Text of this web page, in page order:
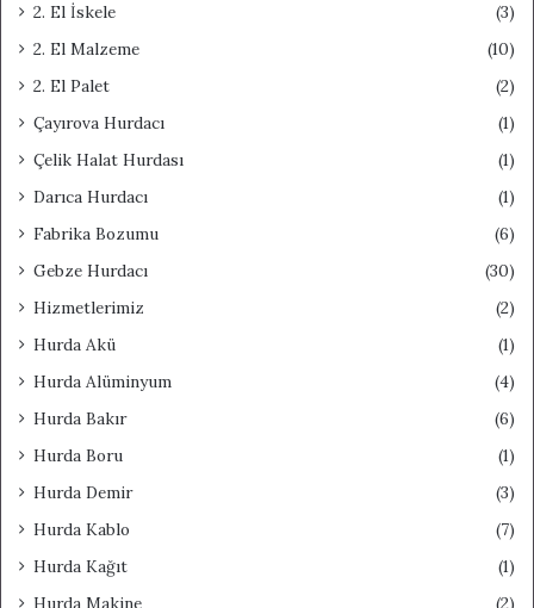
2. El İskele
(3)
2. El Malzeme
(10)
2. El Palet
(2)
Çayırova Hurdacı
(1)
Çelik Halat Hurdası
(1)
Darıca Hurdacı
(1)
Fabrika Bozumu
(6)
Gebze Hurdacı
(30)
Hizmetlerimiz
(2)
Hurda Akü
(1)
Hurda Alüminyum
(4)
Hurda Bakır
(6)
Hurda Boru
(1)
Hurda Demir
(3)
Hurda Kablo
(7)
Hurda Kağıt
(1)
Hurda Makine
(2)